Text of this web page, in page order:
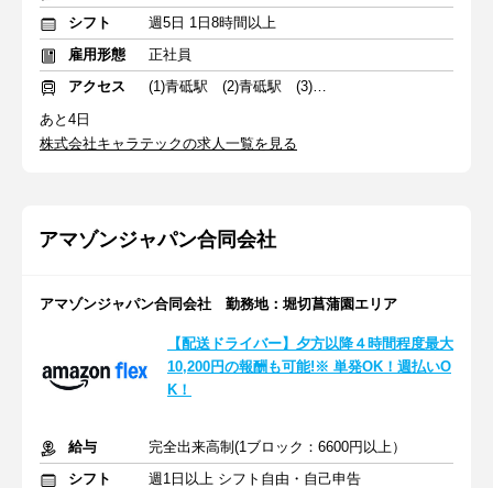
シフト
週5日 1日8時間以上
雇用形態
正社員
アクセス
(1)青砥駅 (2)青砥駅 (3)青砥駅
あと4日
株式会社キャラテックの求人一覧を見る
アマゾンジャパン合同会社
アマゾンジャパン合同会社 勤務地：堀切菖蒲園エリア
【配送ドライバー】夕方以降４時間程度最大
10,200円の報酬も可能!※ 単発OK！週払いO
K！
給与
完全出来高制(1ブロック：6600円以上）
シフト
週1日以上 シフト自由・自己申告